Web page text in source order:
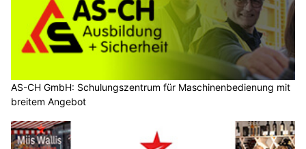
AS-CH GmbH: Schulungszentrum für Maschinenbedienung mit
breitem Angebot